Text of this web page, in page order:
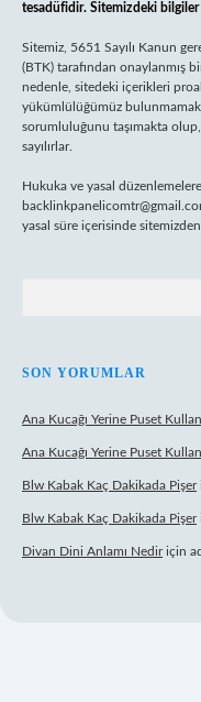
tesadüfidir. Sitemizdeki bilgiler
Sitemiz, 5651 Sayılı Kanun
(BTK) tarafından onaylanmış
nedenle, sitedeki içerikleri
yükümlülüğümüz
sorumluluğunu taşımakta
sayılırlar.
Hukuka ve yasal
yasal süre içerisinde sitemizden
SON YORUMLAR
Ana Kucağı Yerine Puset
Ana Kucağı Yerine Puset
Blw Kabak Kaç Dakikada Pişer
Blw Kabak Kaç Dakikada Pişer
Divan Dini Anlamı Nediriçin